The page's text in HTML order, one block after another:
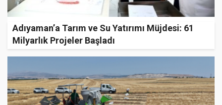
Adıyaman’a Tarım ve Su Yatırımı Müjdesi: 61
Milyarlık Projeler Başladı